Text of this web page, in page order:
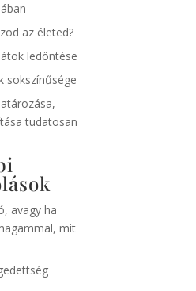
az életed?
ledöntése
sokszínűsége
tudatosan
avagy ha
mit